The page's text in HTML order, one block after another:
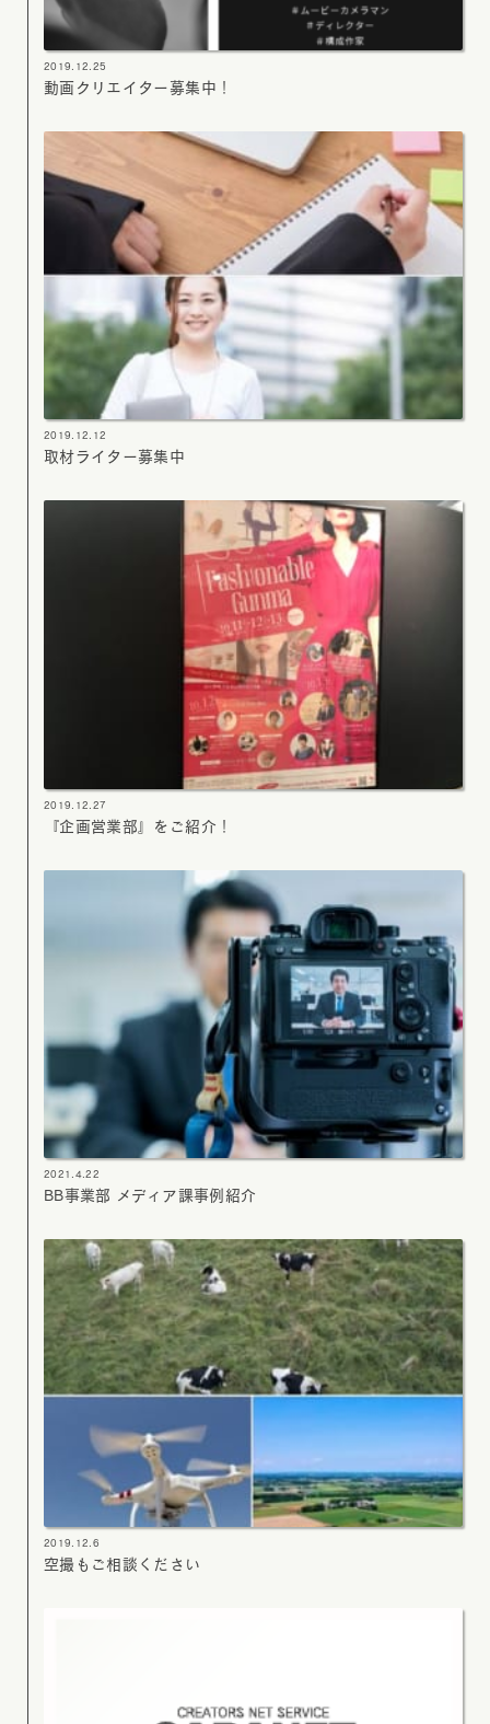
2019.12.25
動画クリエイター募集中！
2019.12.12
取材ライター募集中
2019.12.27
『企画営業部』をご紹介！
2021.4.22
BB事業部 メディア課事例紹介
2019.12.6
空撮もご相談ください